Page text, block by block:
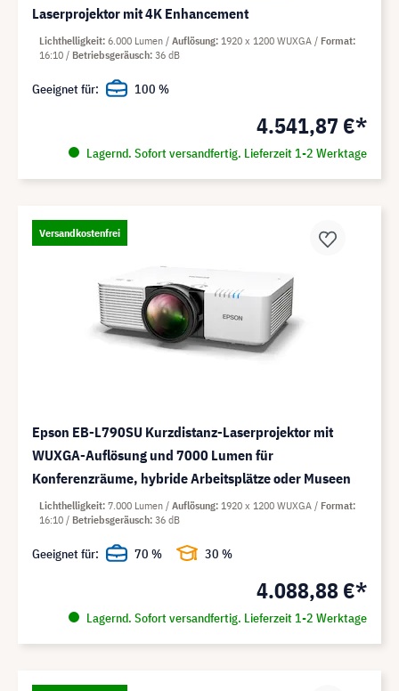
Laserprojektor mit 4K Enhancement
4.541,87 €*
Lagernd. Sofort versandfertig. Lieferzeit 1-2 Werktage
Lichthelligkeit 6.000 Lumen Auflösung 1920 x 1200 WUXGA
Format
16:10
Betriebsgeräusch 36 dB
Geeignet für: 100 %
Versandkostenfrei
Epson EB-L790SU Kurzdistanz-Laserprojektor mit
WUXGA-Auflösung und 7000 Lumen für
Konferenzräume, hybride Arbeitsplätze oder Museen
4.088,88 €*
Lagernd. Sofort versandfertig. Lieferzeit 1-2 Werktage
Lichthelligkeit 7.000 Lumen Auflösung 1920 x 1200 WUXGA
Format
16:10
Betriebsgeräusch 36 dB
Geeignet für: 70 % 30 %